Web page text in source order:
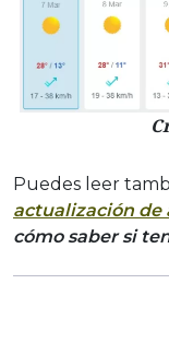
Puedes leer
actualización de
cómo saber si